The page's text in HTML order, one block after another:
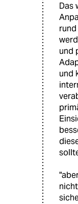
Das
und
und